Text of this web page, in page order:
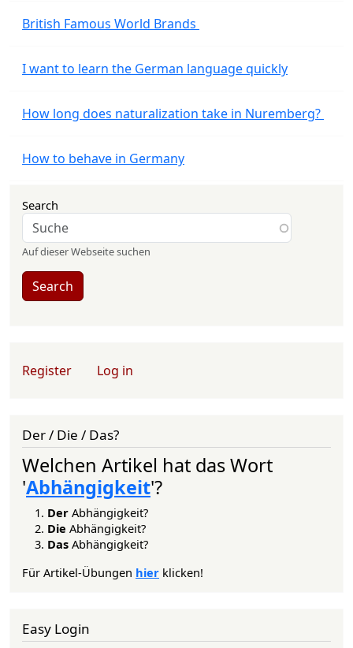
British Famous World Brands
I want to learn the German language quickly
How long does naturalization take in Nuremberg?
How to behave in Germany
Search
Auf dieser Webseite suchen
Search
User account menu
Register Log in
Der / Die / Das?
Welchen Artikel hat das Wort
'Abhängigkeit'?
Der Abhängigkeit?
Die Abhängigkeit?
Das Abhängigkeit?
Für Artikel-Übungen hier klicken!
Easy Login